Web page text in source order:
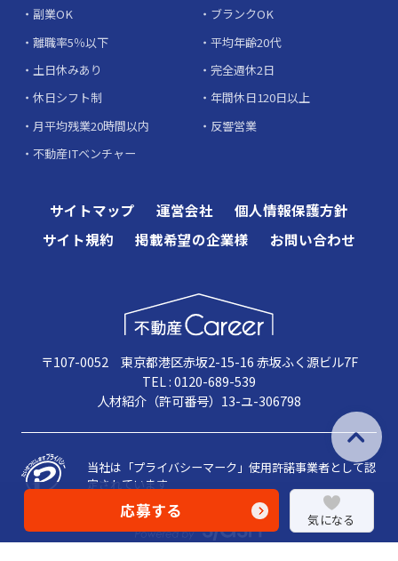
応募する 気になる
副業OK
ブランクOK
離職率5％以下
平均年齢20代
土日休みあり
完全週休2日
休日シフト制
年間休日120日以上
月平均残業20時間以内
反響営業
不動産ITベンチャー
サイトマップ 運営会社
個人情報保護方針
サイト規約
掲載希望の企業様 お問い合わせ
〒107-0052 東京都港区赤坂2-15-16 赤坂ふく源ビル7F
TEL : 0120-689-539
人材紹介（許可番号）13-ユ-306798
当社は「プライバシーマーク」使用許諾事業者として認
定されています